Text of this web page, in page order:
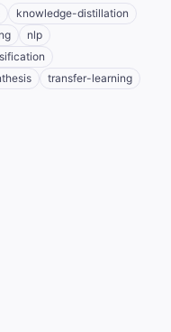
knowledge-distillation
nlp
transfer-learning